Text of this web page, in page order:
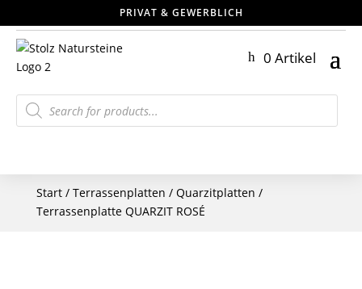
PRIVAT & GEWERBLICH
0 Artikel
Products
search
Start/ Terrassenplatten / Quarzitplatten /
Terrassenplatte QUARZIT ROSÉ